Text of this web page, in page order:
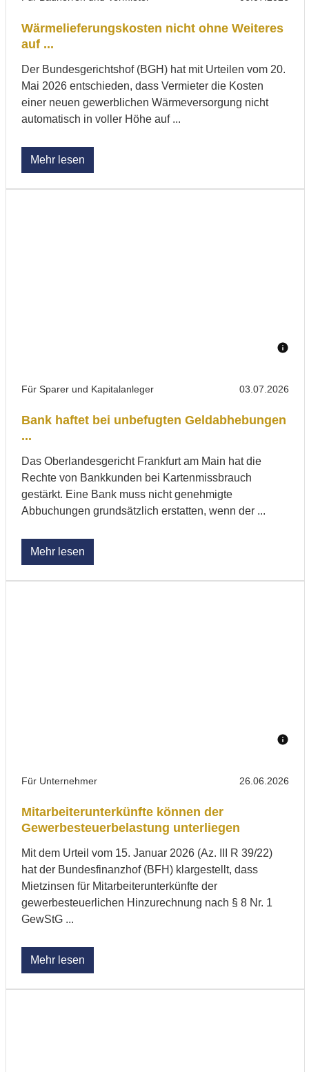
Wärmelieferungskosten nicht ohne Weiteres
auf ...
Der Bundesgerichtshof (BGH) hat mit Urteilen vom 20.
Mai 2026 entschieden, dass Vermieter die Kosten
einer neuen gewerblichen Wärmeversorgung nicht
automatisch in voller Höhe auf ...
Mehr lesen
Für Sparer und Kapitalanleger 03.07.2026
Bank haftet bei unbefugten Geldabhebungen
...
Das Oberlandesgericht Frankfurt am Main hat die
Rechte von Bankkunden bei Kartenmissbrauch
gestärkt. Eine Bank muss nicht genehmigte
Abbuchungen grundsätzlich erstatten, wenn der ...
Mehr lesen
Für Unternehmer 26.06.2026
Mitarbeiterunterkünfte können der
Gewerbesteuerbelastung unterliegen
Mit dem Urteil vom 15. Januar 2026 (Az. III R 39/22)
hat der Bundesfinanzhof (BFH) klargestellt, dass
Mietzinsen für Mitarbeiterunterkünfte der
gewerbesteuerlichen Hinzurechnung nach § 8 Nr. 1
GewStG ...
Mehr lesen